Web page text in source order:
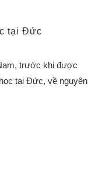
tại Đức
trước khi được
tại Đức, về nguyên